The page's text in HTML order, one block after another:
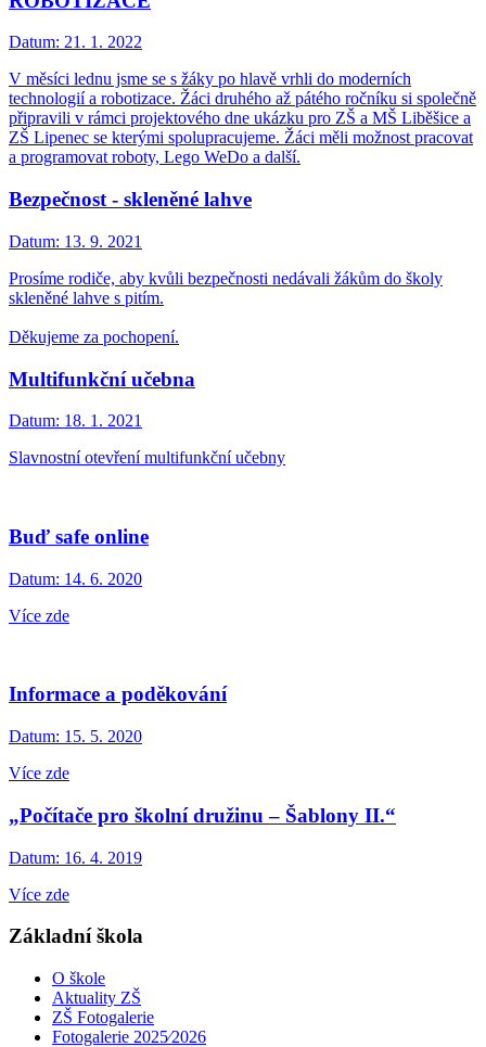
Datum: 21. 1. 2022
V měsíci lednu jsme se s žáky po hlavě vrhli do moderních
technologií a robotizace. Žáci druhého až pátého ročníku si společně
připravili v rámci projektového dne ukázku pro ZŠ a MŠ Liběšice a
ZŠ Lipenec se kterými spolupracujeme. Žáci měli možnost pracovat
a programovat roboty, Lego WeDo a další.
Bezpečnost - skleněné lahve
Datum: 13. 9. 2021
Prosíme rodiče, aby kvůli bezpečnosti nedávali žákům do školy
skleněné lahve s pitím.
Děkujeme za pochopení.
Multifunkční učebna
Datum: 18. 1. 2021
Slavnostní otevření multifunkční učebny
Buď safe online
Datum: 14. 6. 2020
Více zde
Informace a poděkování
Datum: 15. 5. 2020
Více zde
„Počítače pro školní družinu – Šablony II.“
Datum: 16. 4. 2019
Více zde
Základní škola
O škole
Aktuality ZŠ
ZŠ Fotogalerie
Fotogalerie 2025⁄2026